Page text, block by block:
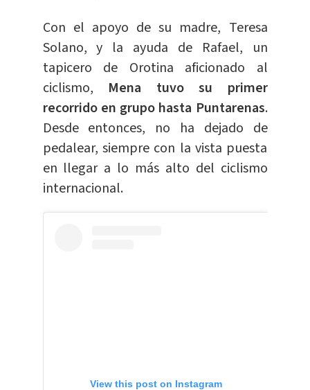
Con el apoyo de su madre, Teresa
Solano, y la ayuda de Rafael, un
tapicero de Orotina aficionado al
ciclismo, Mena tuvo su primer
recorrido en grupo hasta Puntarenas.
Desde entonces, no ha dejado de
pedalear, siempre con la vista puesta
en llegar a lo más alto del ciclismo
internacional.
View this post on Instagram